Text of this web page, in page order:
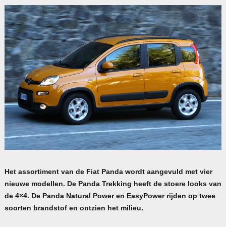
Het assortiment van de Fiat Panda wordt aangevuld met vier
nieuwe modellen. De Panda Trekking heeft de stoere looks van
de 4×4. De Panda Natural Power en EasyPower rijden op twee
soorten brandstof en ontzien het milieu.